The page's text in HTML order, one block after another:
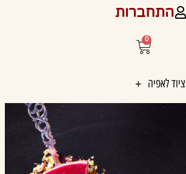
התחברות
0
עגלת
קניות
ציוד לאפיה